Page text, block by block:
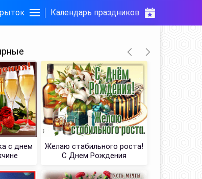
Календарь праздников
с днем
Желаю стабильного роста!
С Днем Рождения